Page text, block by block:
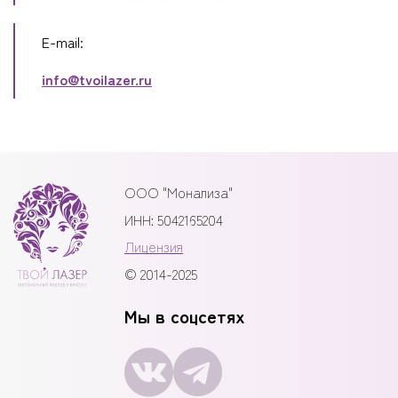
E-mail:
info@tvoilazer.ru
ООО "Монализа"
ИНН: 5042165204
Лицензия
© 2014-2025
Мы в соцсетях